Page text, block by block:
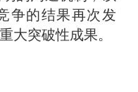
争的结果再次发
大突破性成果。